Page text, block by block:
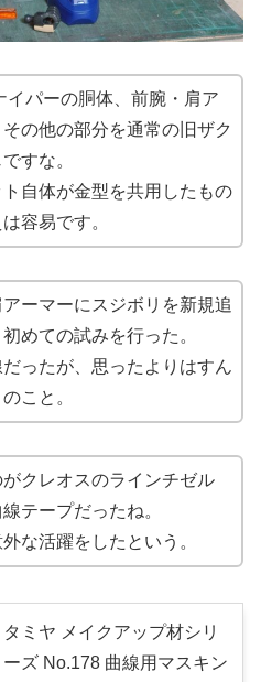
イパーの胴体、前腕・肩ア
の他の部分を通常の旧ザク
すな。
自体が金型を共用したもの
容易です。
ーマーにスジボリを新規追
めての試みを行った。
ったが、思ったよりはすん
こと。
クレオスのラインチゼル
テープだったね。
な活躍をしたという。
タミヤ メイクアップ材シリ
ーズ No.178 曲線用マスキン